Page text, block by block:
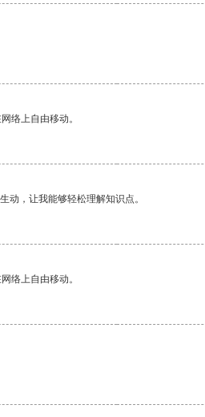
络上自由移动。
动，让我能够轻松理解知识点。
络上自由移动。